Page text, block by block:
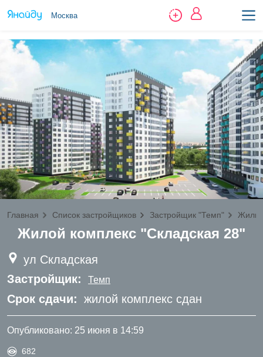
Москва
Главная Список застройщиков Застройщик "Темп"
Жилой комплекс "Складская 28"
ул Складская
Застройщик:
Темп
Срок сдачи: жилой комплекс сдан
Опубликовано: 25 июня в 14:59
682